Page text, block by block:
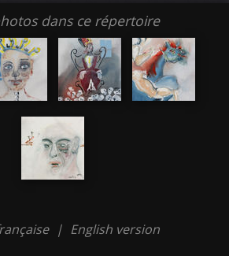
dans ce répertoire
| English version